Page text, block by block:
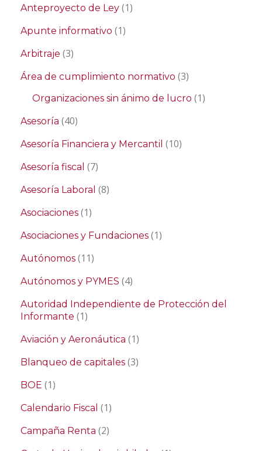
Anteproyecto de Ley (1)
Apunte informativo (1)
Arbitraje (3)
Área de cumplimiento normativo (3)
Organizaciones sin ánimo de lucro (1)
Asesoría (40)
Asesoría Financiera y Mercantil (10)
Asesoría fiscal (7)
Asesoría Laboral (8)
Asociaciones (1)
Asociaciones y Fundaciones (1)
Autónomos (11)
Autónomos y PYMES (4)
Autoridad Independiente de Protección del
Informante (1)
Aviación y Aeronáutica (1)
Blanqueo de capitales (3)
BOE (1)
Calendario Fiscal (1)
Campaña Renta (2)